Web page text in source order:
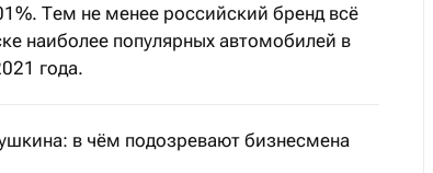
Тем не менее российский бренд всё
наиболее популярных автомобилей в
года.
в чём подозревают бизнесмена